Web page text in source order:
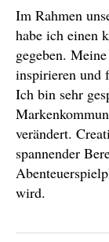
Im Rahmen
habe ich einen
gegeben.
inspirieren und
Ich bin sehr
verändert.
spannender
wird.